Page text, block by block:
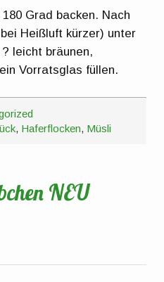
Grad backen. Nach
Heißluft kürzer) unter
leicht bräunen,
Vorratsglas füllen.
, Haferflocken, Müsli
NEU